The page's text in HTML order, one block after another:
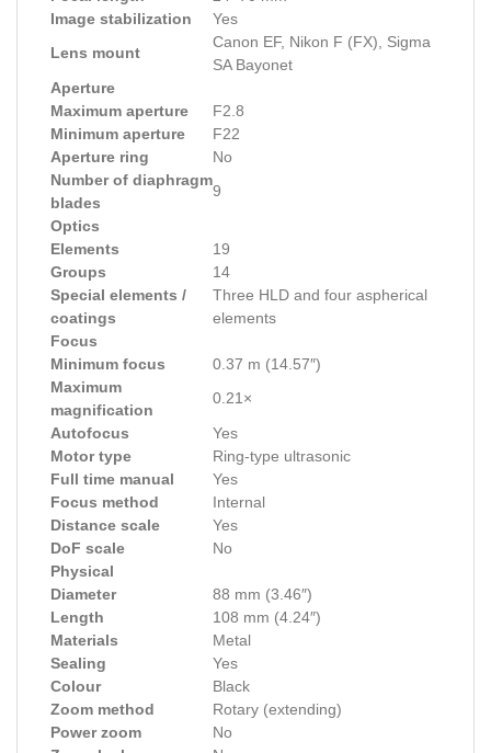
Image stabilization
Yes
Lens mount
Canon EF, Nikon F (FX), Sigma
SA Bayonet
Aperture
Maximum aperture
F2.8
Minimum aperture
F22
Aperture ring
No
Number of diaphragm
blades
9
Optics
Elements
19
Groups
14
Special elements /
coatings
Three HLD and four aspherical
elements
Focus
Minimum focus
0.37 m (14.57″)
Maximum
magnification
0.21×
Autofocus
Yes
Motor type
Ring-type ultrasonic
Full time manual
Yes
Focus method
Internal
Distance scale
Yes
DoF scale
No
Physical
Diameter
88 mm (3.46″)
Length
108 mm (4.24″)
Materials
Metal
Sealing
Yes
Colour
Black
Zoom method
Rotary (extending)
Power zoom
No